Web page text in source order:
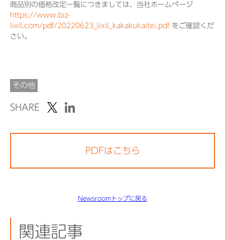
商品別の価格改定一覧につきましては、当社ホームページ
https://www.biz-
lixil.com/pdf/20220623_lixil_kakakukaitei.pdf をご確認くだ
さい。
その他
SHARE
PDFはこちら
Newsroomトップに戻る
関連記事